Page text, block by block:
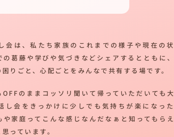
会は、私たち家族のこれまでの様子や現在の状
葛藤や学びや気づきなどシェアするとともに、
りごと、心配ごとをみんなで共有する場です。
のままコッソリ聞いて帰っていただいても大
し会をきっかけに少しでも気持ちが楽になった
や家庭ってこんな感じなんだなぁと知ってもらえ
っています。